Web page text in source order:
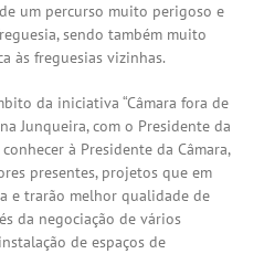
um percurso muito perigoso e
sendo também muito
às freguesias vizinhas.
da iniciativa “Câmara fora de
Junqueira, com o Presidente da
à Presidente da Câmara,
presentes, projetos que em
e trarão melhor qualidade de
da negociação de vários
de espaços de